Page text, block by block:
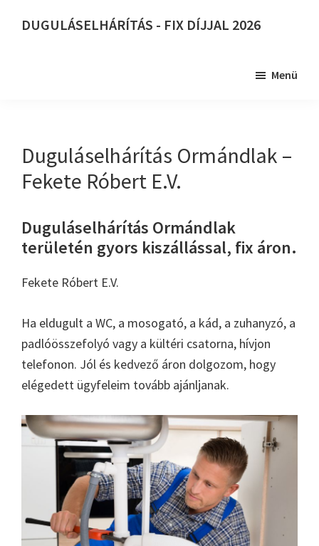
DUGULÁSELHÁRÍTÁS - FIX DÍJJAL 2026
Menü
Duguláselhárítás Ormándlak –
Fekete Róbert E.V.
Duguláselhárítás Ormándlak
területén gyors kiszállással, fix áron.
Fekete Róbert E.V.
Ha eldugult a WC, a mosogató, a kád, a zuhanyzó, a
padlóösszefolyó vagy a kültéri csatorna, hívjon
telefonon. Jól és kedvező áron dolgozom, hogy
elégedett ügyfeleim tovább ajánljanak.